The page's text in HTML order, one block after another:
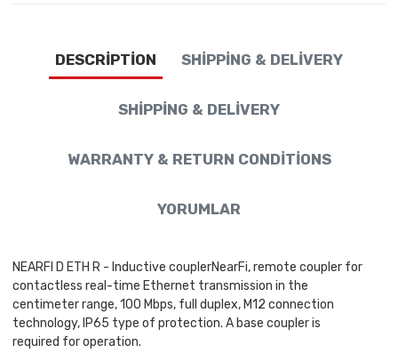
DESCRIPTION SHIPPING & DELIVERY
SHIPPING & DELIVERY
WARRANTY & RETURN CONDITIONS
YORUMLAR
NEARFI D ETH R - Inductive couplerNearFi, remote coupler for
contactless real-time Ethernet transmission in the
centimeter range, 100 Mbps, full duplex, M12 connection
technology, IP65 type of protection. A base coupler is
required for operation.